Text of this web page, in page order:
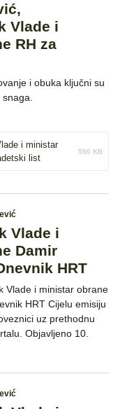
Vlade i
RH za
i obuka ključni su
i ministar
list
550 KB
Vlade i
Damir
HRT
Vlade i ministar obrane
HRT Cijelu emisiju
uz prethodnu
Objavljeno 10.